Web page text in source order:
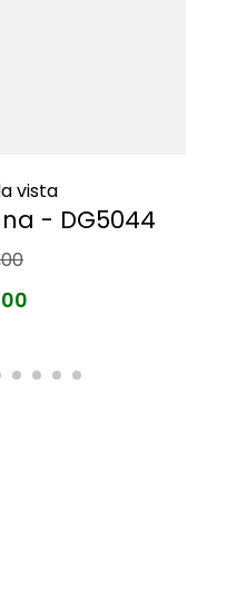
vista
- DG5044